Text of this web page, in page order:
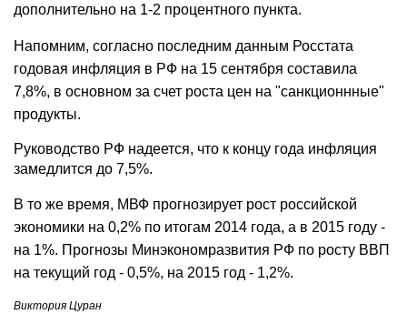
дополнительно на 1-2 процентного пункта.
Напомним, согласно последним данным Росстата
годовая инфляция в РФ на 15 сентября составила
7,8%, в основном за счет роста цен на "санкционнные"
продукты.
Руководство РФ надеется, что к концу года инфляция
замедлится до 7,5%.
В то же время, МВФ прогнозирует рост российской
экономики на 0,2% по итогам 2014 года, а в 2015 году -
на 1%. Прогнозы Минэкономразвития РФ по росту ВВП
на текущий год - 0,5%, на 2015 год - 1,2%.
Виктория Цуран